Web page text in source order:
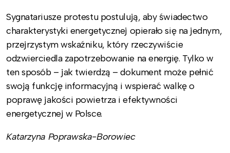
Sygnatariusze protestu postulują, aby świadectwo
charakterystyki energetycznej opierało się na jednym,
przejrzystym wskaźniku, który rzeczywiście
odzwierciedla zapotrzebowanie na energię. Tylko w
ten sposób – jak twierdzą – dokument może pełnić
swoją funkcję informacyjną i wspierać walkę o
poprawę jakości powietrza i efektywności
energetycznej w Polsce.
Katarzyna Poprawska-Borowiec